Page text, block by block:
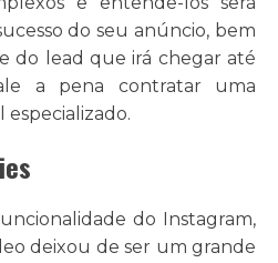
do seu anúncio, bem
do lead que irá chegar até
a pena contratar uma
especializado.
do Instagram,
deixou de ser um grande